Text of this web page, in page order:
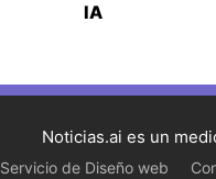
IA
Noticias.ai es un
Servicio de Diseño web